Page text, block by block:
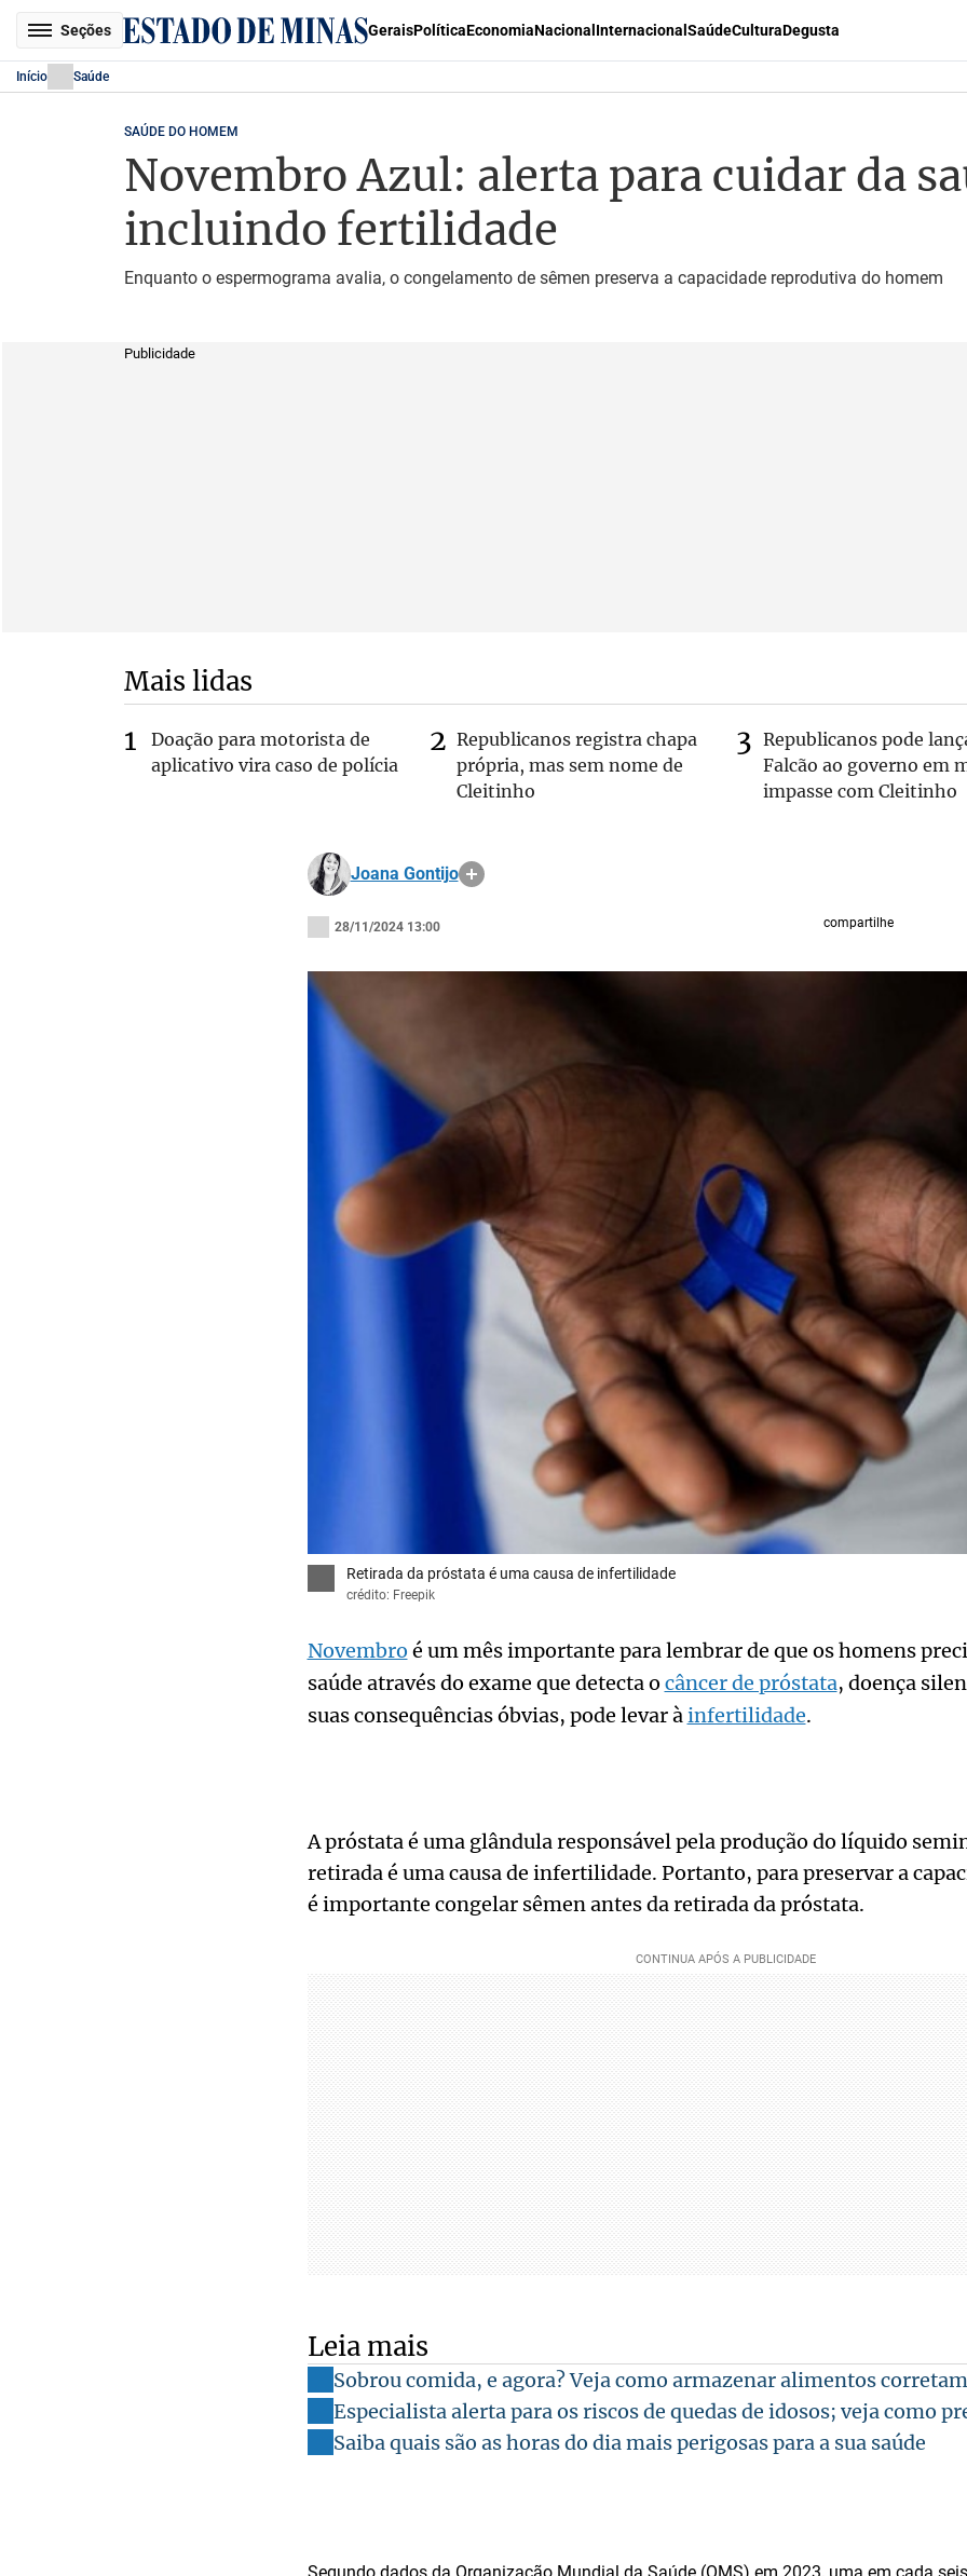
Seções GeraisPolíticaEconomiaNacional Internacional SaúdeCulturaDegusta
Início Saúde
SAÚDE DO HOMEM
Novembro Azul: alerta para cuidar da
incluindo fertilidade
Enquanto o espermograma avalia, o congelamento de sêmen preserva a capacidade reprodutiva do homem
Publicidade
Mais lidas
Doação para motorista de
aplicativo vira caso de polícia
Republicanos registra chapa
própria, mas sem nome de
Cleitinho
Republicanos pode
Falcão ao governo em
impasse com Cleitinho
Joana Gontijo
28/11/2024 13:00 compartilhe
Retirada da próstata é uma causa de infertilidade
crédito: Freepik
Novembro é um mês importante para lembrar de que os homens
saúde através do exame que detecta o câncer de próstata, doença
suas consequências óbvias, pode levar àinfertilidade.
A próstata é uma glândula responsável pela produção do líquido
retirada é uma causa de infertilidade. Portanto, para preservar a
é importante congelar sêmen antes da retirada da próstata.
Leia mais
Sobrou comida, e agora? Veja como armazenar alimentos
Especialista alerta para os riscos de quedas de idosos; veja como
Saiba quais são as horas do dia mais perigosas para a sua saúde